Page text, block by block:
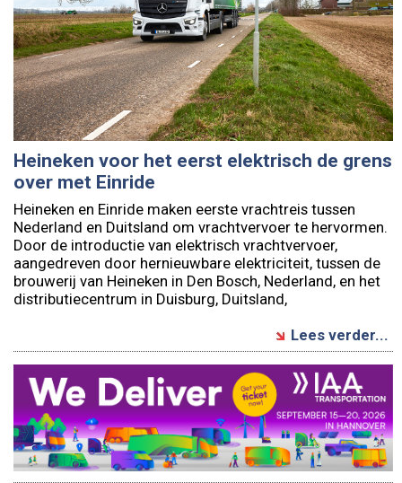
Heineken voor het eerst elektrisch de grens
over met Einride
Heineken en Einride maken eerste vrachtreis tussen
Nederland en Duitsland om vrachtvervoer te hervormen.
Door de introductie van elektrisch vrachtvervoer,
aangedreven door hernieuwbare elektriciteit, tussen de
brouwerij van Heineken in Den Bosch, Nederland, en het
distributiecentrum in Duisburg, Duitsland,
Lees verder...